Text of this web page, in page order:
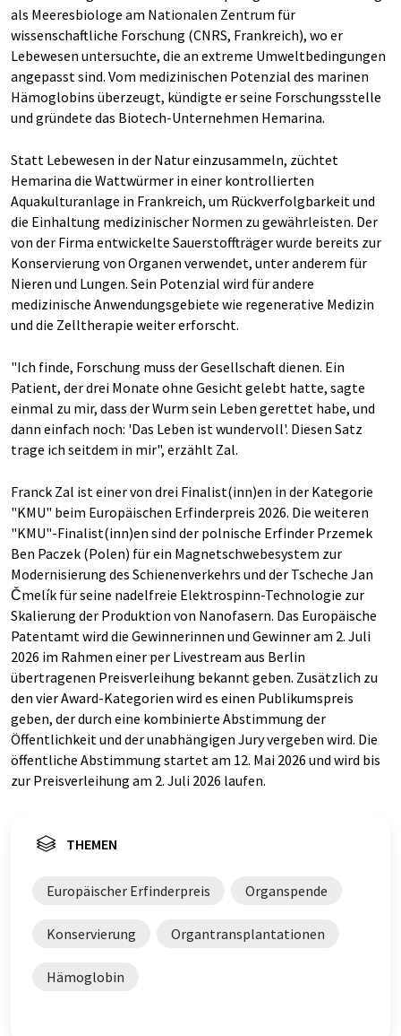
als Meeresbiologe am Nationalen Zentrum für
wissenschaftliche Forschung (CNRS, Frankreich), wo er
Lebewesen untersuchte, die an extreme Umweltbedingungen
angepasst sind. Vom medizinischen Potenzial des marinen
Hämoglobins überzeugt, kündigte er seine Forschungsstelle
und gründete das Biotech-Unternehmen Hemarina.
Statt Lebewesen in der Natur einzusammeln, züchtet
Hemarina die Wattwürmer in einer kontrollierten
Aquakulturanlage in Frankreich, um Rückverfolgbarkeit und
die Einhaltung medizinischer Normen zu gewährleisten. Der
von der Firma entwickelte Sauerstoffträger wurde bereits zur
Konservierung von Organen verwendet, unter anderem für
Nieren und Lungen. Sein Potenzial wird für andere
medizinische Anwendungsgebiete wie regenerative Medizin
und die Zelltherapie weiter erforscht.
"Ich finde, Forschung muss der Gesellschaft dienen. Ein
Patient, der drei Monate ohne Gesicht gelebt hatte, sagte
einmal zu mir, dass der Wurm sein Leben gerettet habe, und
dann einfach noch: 'Das Leben ist wundervoll'. Diesen Satz
trage ich seitdem in mir", erzählt Zal.
Franck Zal ist einer von drei Finalist(inn)en in der Kategorie
"KMU" beim Europäischen Erfinderpreis 2026. Die weiteren
"KMU"-Finalist(inn)en sind der polnische Erfinder Przemek
Ben Paczek (Polen) für ein Magnetschwebesystem zur
Modernisierung des Schienenverkehrs und der Tscheche Jan
Čmelík für seine nadelfreie Elektrospinn-Technologie zur
Skalierung der Produktion von Nanofasern. Das Europäische
Patentamt wird die Gewinnerinnen und Gewinner am 2. Juli
2026 im Rahmen einer per Livestream aus Berlin
übertragenen Preisverleihung bekannt geben. Zusätzlich zu
den vier Award-Kategorien wird es einen Publikumspreis
geben, der durch eine kombinierte Abstimmung der
Öffentlichkeit und der unabhängigen Jury vergeben wird. Die
öffentliche Abstimmung startet am 12. Mai 2026 und wird bis
zur Preisverleihung am 2. Juli 2026 laufen.
THEMEN
Europäischer Erfinderpreis Organspende
Konservierung Organtransplantationen
Hämoglobin